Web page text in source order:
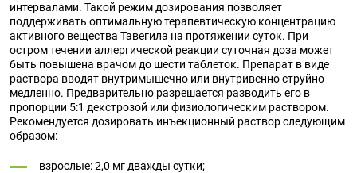
интервалами. Такой режим дозирования позволяет
поддерживать оптимальную терапевтическую концентрацию
активного вещества Тавегила на протяжении суток. При
остром течении аллергической реакции суточная доза может
быть повышена врачом до шести таблеток. Препарат в виде
раствора вводят внутримышечно или внутривенно струйно
медленно. Предварительно разрешается разводить его в
пропорции 5:1 декстрозой или физиологическим раствором.
Рекомендуется дозировать инъекционный раствор следующим
образом:
взрослые: 2,0 мг дважды сутки;